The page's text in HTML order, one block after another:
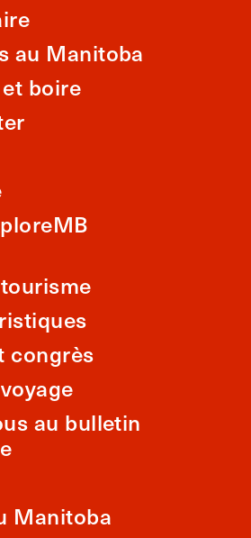
au Manitoba
boire
congrès
au bulletin
Manitoba